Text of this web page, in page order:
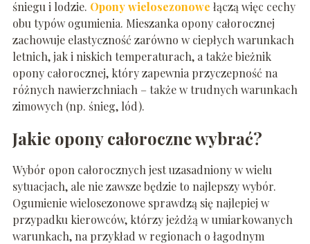
śniegu i lodzie. Opony wielosezonowe łączą więc cechy
obu typów ogumienia. Mieszanka opony całorocznej
zachowuje elastyczność zarówno w ciepłych warunkach
letnich, jak i niskich temperaturach, a także bieżnik
opony całorocznej, który zapewnia przyczepność na
różnych nawierzchniach – także w trudnych warunkach
zimowych (np. śnieg, lód).
Jakie opony całoroczne wybrać?
Wybór opon całorocznych jest uzasadniony w wielu
sytuacjach, ale nie zawsze będzie to najlepszy wybór.
Ogumienie wielosezonowe sprawdzą się najlepiej w
przypadku kierowców, którzy jeżdżą w umiarkowanych
warunkach, na przykład w regionach o łagodnym